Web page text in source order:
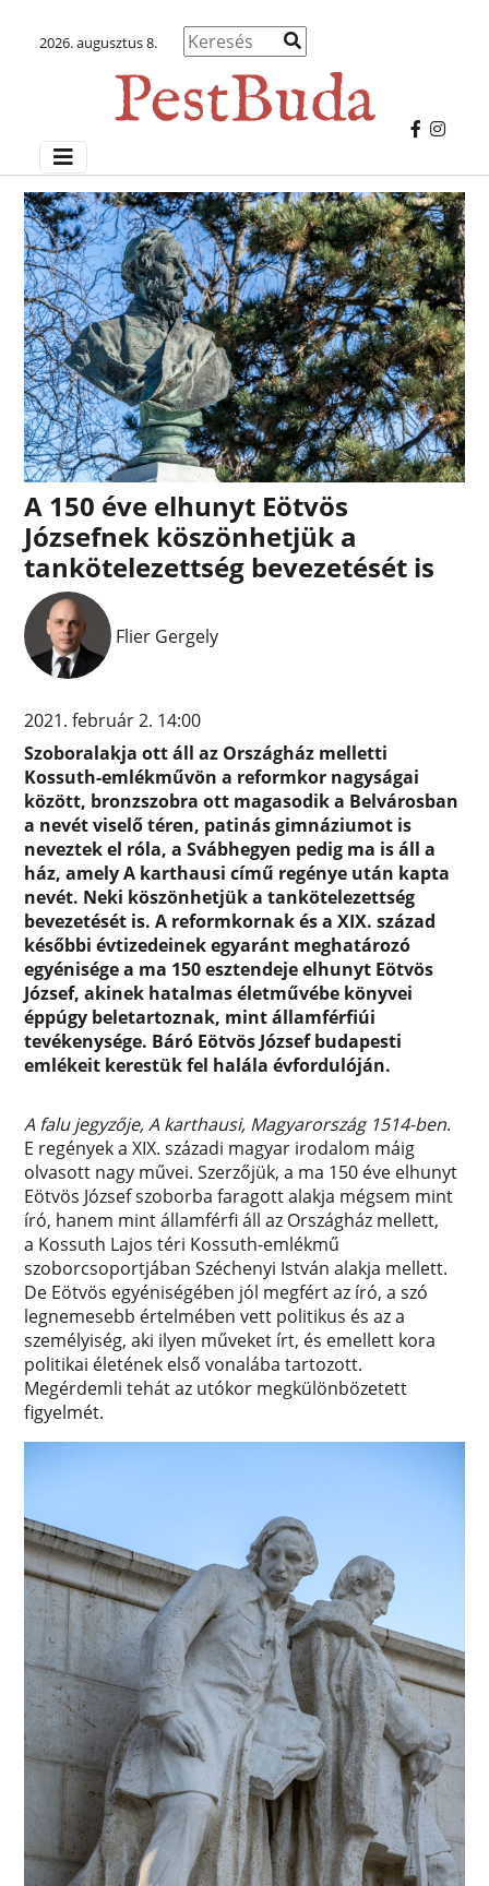
2026. augusztus 8.
A 150 éve elhunyt Eötvös
Józsefnek köszönhetjük a
tankötelezettség bevezetését is
Flier Gergely
2021. február 2. 14:00
Szoboralakja ott áll az Országház melletti
Kossuth-emlékművön a reformkor nagyságai
között, bronzszobra ott magasodik a Belvárosban
a nevét viselő téren, patinás gimnáziumot is
neveztek el róla, a Svábhegyen pedig ma is áll a
ház, amely A karthausi című regénye után kapta
nevét. Neki köszönhetjük a tankötelezettség
bevezetését is. A reformkornak és a XIX. század
későbbi évtizedeinek egyaránt meghatározó
egyénisége a ma 150 esztendeje elhunyt Eötvös
József, akinek hatalmas életművébe könyvei
éppúgy beletartoznak, mint államférfiúi
tevékenysége. Báró Eötvös József budapesti
emlékeit kerestük fel halála évfordulóján.
A falu jegyzője, A karthausi, Magyarország 1514-ben.
E regények a XIX. századi magyar irodalom máig
olvasott nagy művei. Szerzőjük, a ma 150 éve elhunyt
Eötvös József szoborba faragott alakja mégsem mint
író, hanem mint államférfi áll az Országház mellett,
a Kossuth Lajos téri Kossuth-emlékmű
szoborcsoportjában Széchenyi István alakja mellett.
De Eötvös egyéniségében jól megfért az író, a szó
legnemesebb értelmében vett politikus és az a
személyiség, aki ilyen műveket írt, és emellett kora
politikai életének első vonalába tartozott.
Megérdemli tehát az utókor megkülönbözetett
figyelmét.